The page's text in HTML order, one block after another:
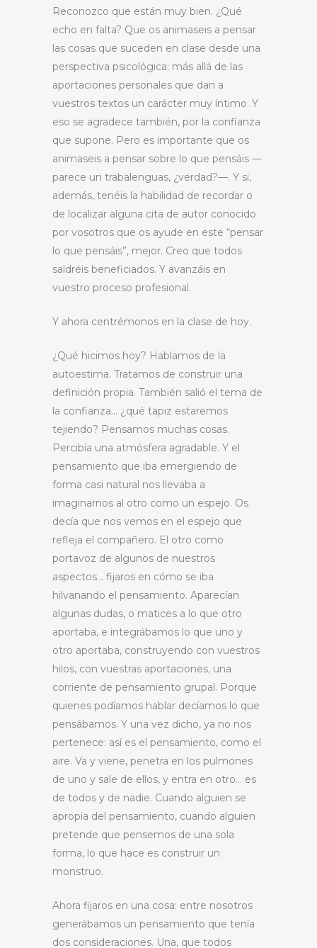
Reconozco que están muy bien. ¿Qué
echo en falta? Que os animaseis a pensar
las cosas que suceden en clase desde una
perspectiva psicológica; más allá de las
aportaciones personales que dan a
vuestros textos un carácter muy íntimo. Y
eso se agradece también, por la confianza
que supone. Pero es importante que os
animaseis a pensar sobre lo que pensáis —
parece un trabalenguas, ¿verdad?—. Y si,
además, tenéis la habilidad de recordar o
de localizar alguna cita de autor conocido
por vosotros que os ayude en este “pensar
lo que pensáis”, mejor. Creo que todos
saldréis beneficiados. Y avanzáis en
vuestro proceso profesional.
Y ahora centrémonos en la clase de hoy.
¿Qué hicimos hoy? Hablamos de la
autoestima. Tratamos de construir una
definición propia. También salió el tema de
la confianza… ¿qué tapiz estaremos
tejiendo? Pensamos muchas cosas.
Percibía una atmósfera agradable. Y el
pensamiento que iba emergiendo de
forma casi natural nos llevaba a
imaginarnos al otro como un espejo. Os
decía que nos vemos en el espejo que
refleja el compañero. El otro como
portavoz de algunos de nuestros
aspectos… fijaros en cómo se iba
hilvanando el pensamiento. Aparecían
algunas dudas, o matices a lo que otro
aportaba, e integrábamos lo que uno y
otro aportaba, construyendo con vuestros
hilos, con vuestras aportaciones, una
corriente de pensamiento grupal. Porque
quienes podíamos hablar decíamos lo que
pensábamos. Y una vez dicho, ya no nos
pertenece: así es el pensamiento, como el
aire. Va y viene, penetra en los pulmones
de uno y sale de ellos, y entra en otro… es
de todos y de nadie. Cuando alguien se
apropia del pensamiento, cuando alguien
pretende que pensemos de una sola
forma, lo que hace es construir un
monstruo.
Ahora fijaros en una cosa: entre nosotros
generábamos un pensamiento que tenía
dos consideraciones. Una, que todos